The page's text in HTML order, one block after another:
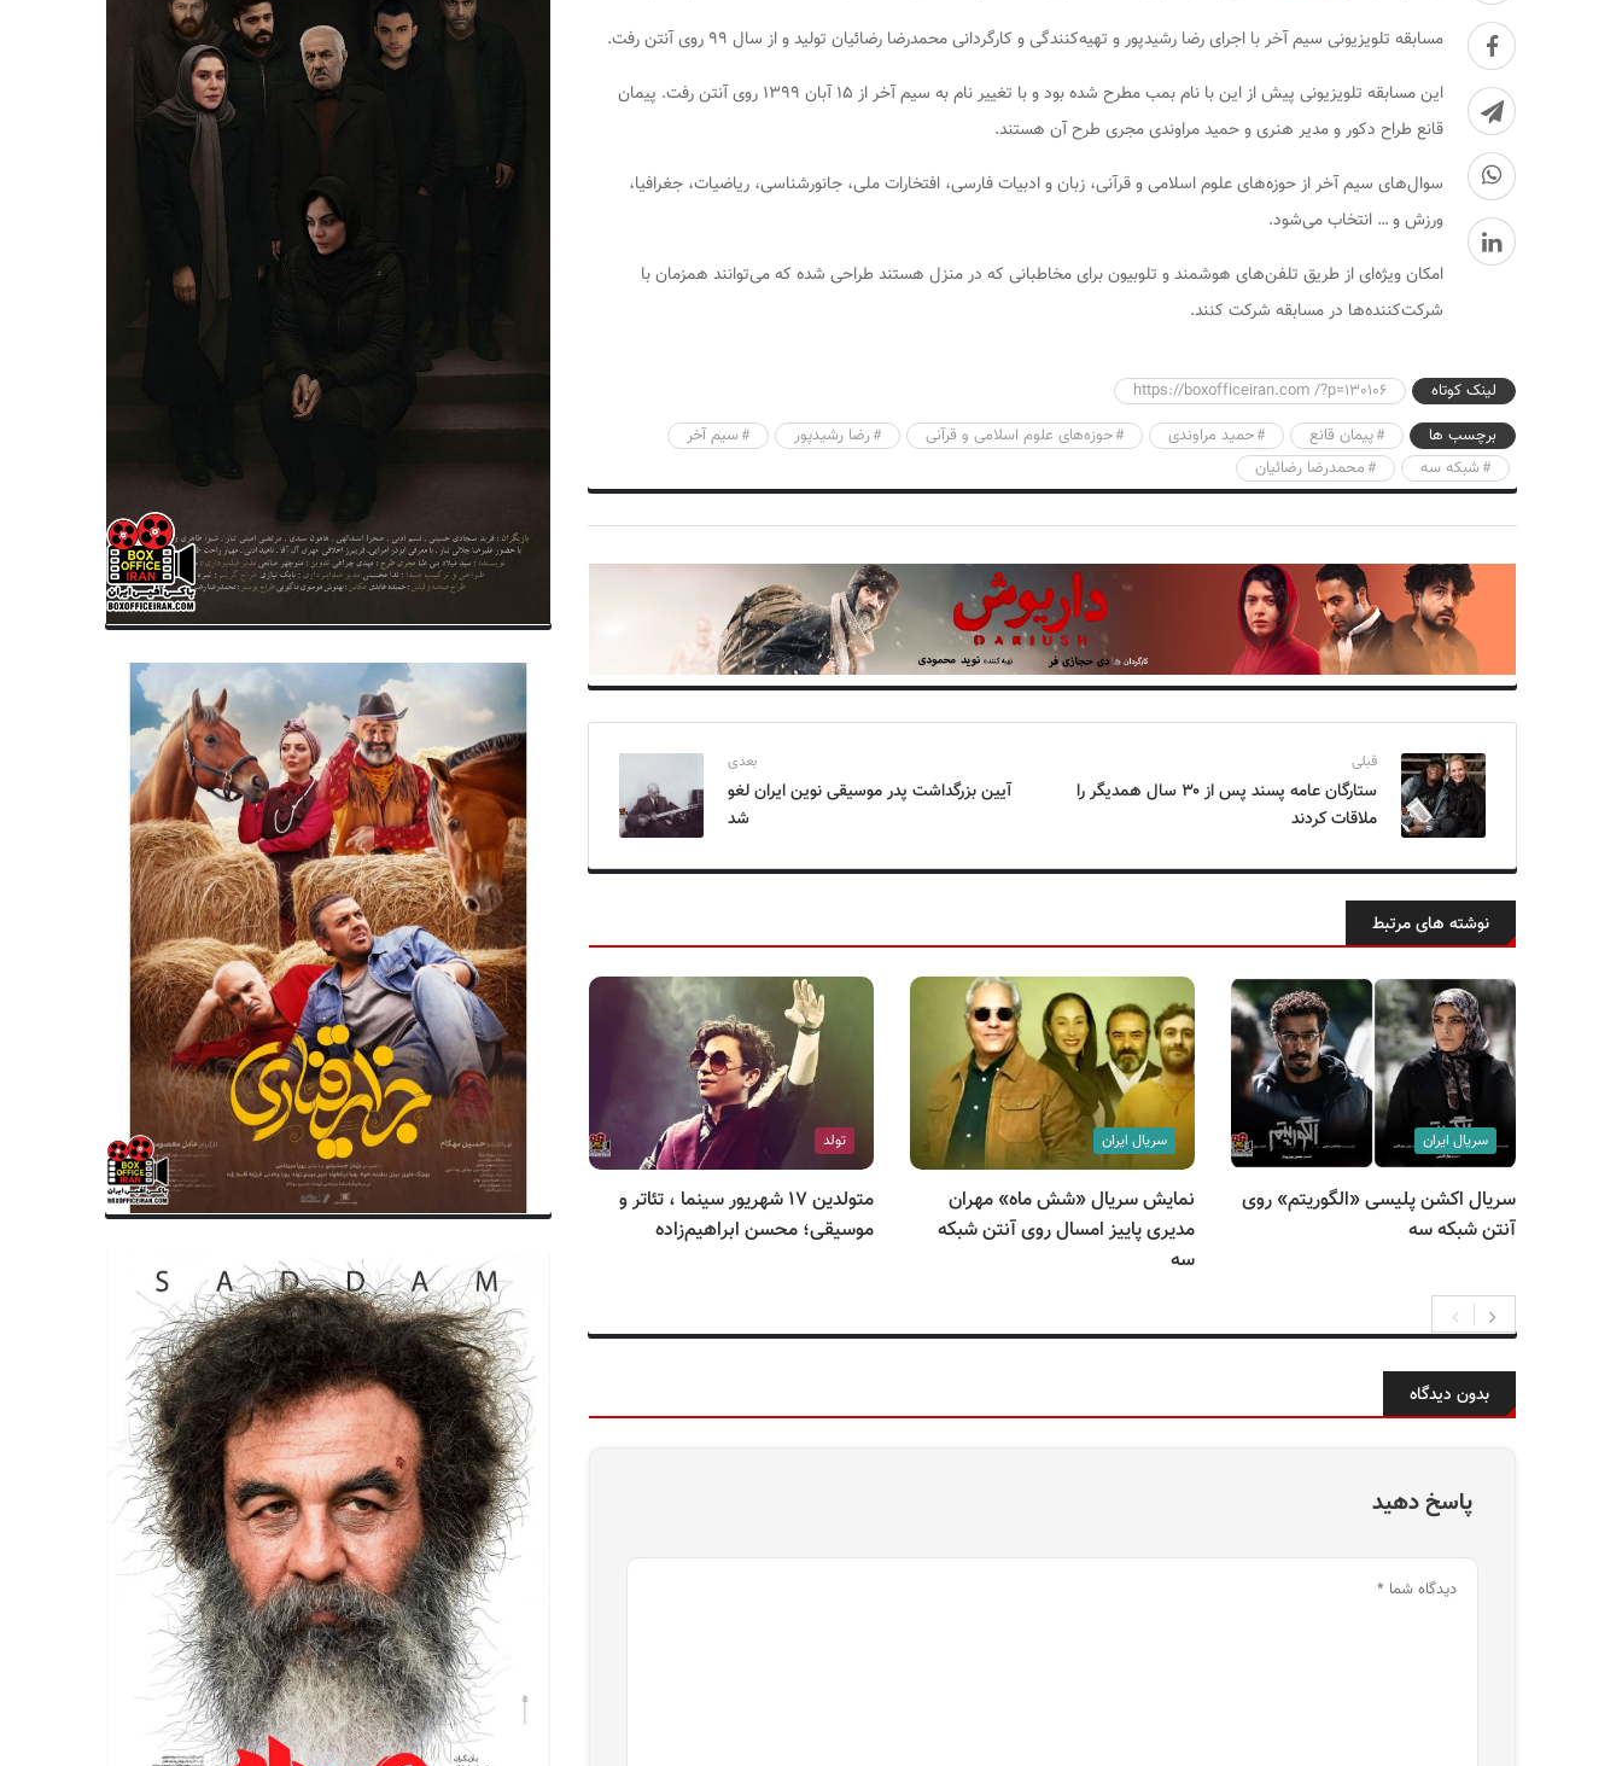
مسابقه تلویزیونی سیم آخربا اجرای رضا رشیدپور و تهیه‌کنندگی و کارگردانی محمدرضا رضائیان تولید و از سال ۹۹ روی آنتن رفت.
این مسابقه تلویزیونی پیش از این با نامبمبمطرح شده بود و با تغییر نام به سیم آخر
از ۱۵ آبان ۱۳۹۹ روی آنتن رفت. پیمان
قانع طراح دکور و مدیر هنری و حمید مراوندی مجری طرح آن هستند.
سوال‌های سیم آخراز حوزه‌های علوم اسلامی و قرآنی، زبان و ادبیات فارسی، افتخارات ملی، جانورشناسی، ریاضیات، جغرافیا،
ورزش و … انتخاب می‌شود.
امکان ویژه‌ای از طریق تلفن‌های هوشمند و تلوبیون برای مخاطبانی که در منزل هستند طراحی شده‌ که می‌توانند همزمان با
شرکت‌کننده‌ها در مسابقه شرکت کنند.
لینک کوتاه
https://boxofficeiran.com /?p=130106
برچسب ها
پیمان قانع حمید مراوندی حوزه‌های علوم اسلامی و قرآنی رضا رشیدپور
سیم آخر
شبکه سه
محمدرضا رضائیان
قبلی
ستارگان عامه پسند پس از ۳۰ سال همدیگر را
ملاقات کردند
بعدی
آیین بزرگداشت پدر موسیقی نوین ایران لغو
شد
نوشته های مرتبط
سریال ایران
سریال اکشن پلیسی «الگوریتم» روی
آنتن شبکه سه
سریال ایران
نمایش سریال «شش ماه» مهران
مدیری پاییز امسال روی آنتن شبکه
سه
تولد
متولدین ۱۷ شهریور سینما ، تئاتر و
موسیقی؛ محسن ابراهیم‌زاده
تولد
متولدین ۱۹ مرداد سینما ، تئاتر و
سریال ایران
اعلام زمان آغاز پخش سریال
بدون دیدگاه
پاسخ دهید